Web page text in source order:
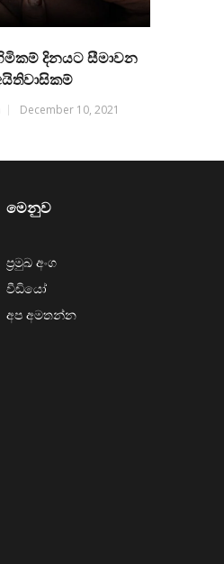
දිනයට සීමාවන
December 10, 2021
මෙනුව
ප්‍රමුඛ අංග
වීඩියෝ
අප අමතන්න